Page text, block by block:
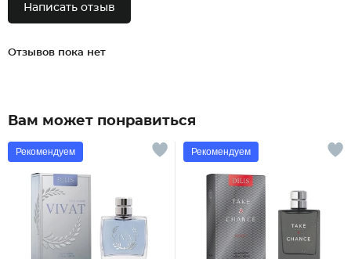
Написать отзыв
Отзывов пока нет
Вам может понравиться
Рекомендуем Рекомендуем